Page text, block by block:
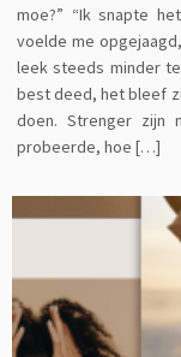
moe?” “Ik snapte
voelde me
leek steeds minder
best deed, het bleef
doen. Strenger zijn
probeerde, hoe […]